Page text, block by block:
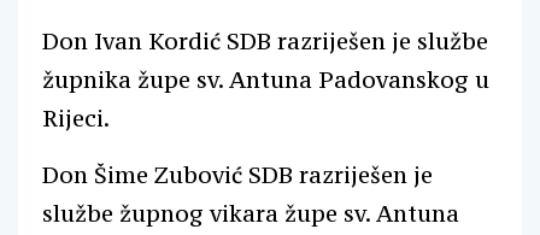
Don Ivan Kordić SDB razriješen je službe
župnika župe sv. Antuna Padovanskog u
Rijeci.
Don Šime Zubović SDB razriješen je
službe župnog vikara župe sv. Antuna